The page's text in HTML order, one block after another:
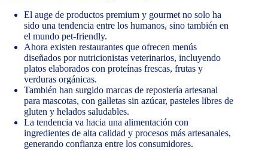
El auge de productos premium y gourmet no solo ha
sido una tendencia entre los humanos, sino también en
el mundo pet-friendly.
Ahora existen restaurantes que ofrecen menús
diseñados por nutricionistas veterinarios, incluyendo
platos elaborados con proteínas frescas, frutas y
verduras orgánicas.
También han surgido marcas de repostería artesanal
para mascotas, con galletas sin azúcar, pasteles libres de
gluten y helados saludables.
La tendencia va hacia una alimentación con
ingredientes de alta calidad y procesos más artesanales,
generando confianza entre los consumidores.